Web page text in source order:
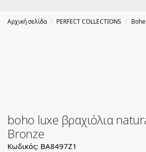
Αρχική σελίδα / PERFECT COLLECTIONS /
boho luxe βραχιόλια
Bronze
Κωδικός: BA8497Z1